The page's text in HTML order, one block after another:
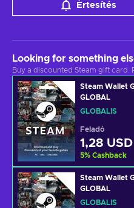
Értesítés
Looking for something
Buy a discounted Steam gift card.
Steam Wallet
GLOBAL
GLOBÁLIS
Feladó
1,28 USD
5% Cashback
Steam Wallet
GLOBAL
GLOBÁLIS